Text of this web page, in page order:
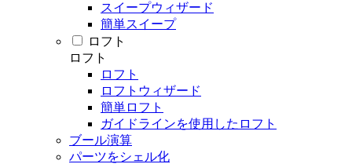
スイープウィザード
簡単スイープ
ロフト
ロフト
ロフト
ロフトウィザード
簡単ロフト
ガイドラインを使用したロフト
ブール演算
パーツをシェル化